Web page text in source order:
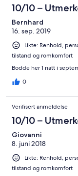
10/10 –
Bernhard
16. sep. 2019
Likte: Renhold,
tilstand og romkomfort
Bodde her 1 natt i
0
Verifisert anmeldelse
10/10 –
Giovanni
8. juni 2018
Likte: Renhold,
tilstand og romkomfort